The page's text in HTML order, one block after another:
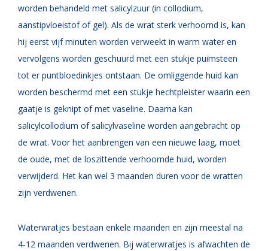
worden behandeld met salicylzuur (in collodium,
aanstipvloeistof of gel). Als de wrat sterk verhoornd is, kan
hij eerst vijf minuten worden verweekt in warm water en
vervolgens worden geschuurd met een stukje puimsteen
tot er puntbloedinkjes ontstaan. De omliggende huid kan
worden beschermd met een stukje hechtpleister waarin een
gaatje is geknipt of met vaseline. Daarna kan
salicylcollodium of salicylvaseline worden aangebracht op
de wrat. Voor het aanbrengen van een nieuwe laag, moet
de oude, met de loszittende verhoornde huid, worden
verwijderd. Het kan wel 3 maanden duren voor de wratten
zijn verdwenen.
Waterwratjes bestaan enkele maanden en zijn meestal na
4-12 maanden verdwenen. Bij waterwratjes is afwachten de